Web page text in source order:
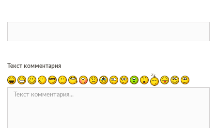
Текст комментария